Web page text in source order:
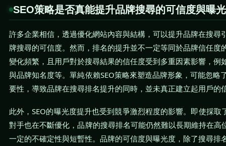
SEO策略是否真能提升品牌搜尋的可信度與曝
許多企業相信，透過優化網站內容與結構，可以提升品牌在搜尋
牌搜尋的可信度。然而，排名的提升並不一定等同於品牌信任度
變化頻繁，且用戶對於搜尋結果的信任度受到多重因素影響，例
與品牌知名度等。單純依賴SEO策略來塑造品牌形象，可能忽略
要性，導致品牌在搜尋排名提升的同時，並未真正建立起用戶的
此外，SEO的曝光度提升也受到競爭激烈程度的影響。即使採取
對手也在不斷優化，品牌的搜尋排名可能仍然難以長期維持在高
一定的不確定性與短暫性。品牌的可信度與曝光度，除了搜尋排